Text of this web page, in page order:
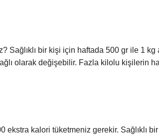
Sağlıklı bir kişi için haftada 500 gr ile 1 kg
olarak değişebilir. Fazla kilolu kişilerin
kalori tüketmeniz gerekir. Sağlıklı